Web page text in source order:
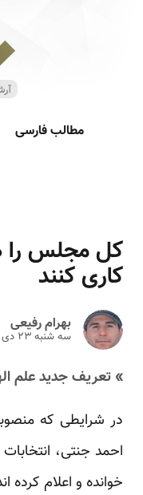
مطالب فارسی
کل مجلس را
کاری کنند
بهرام رفیعی
سه شنبه ۲۳ دى ۱۳۹۳
» تعریف جدید علم
در شرایطی که
احمد جنتی،
خوانده و اعلام کرده